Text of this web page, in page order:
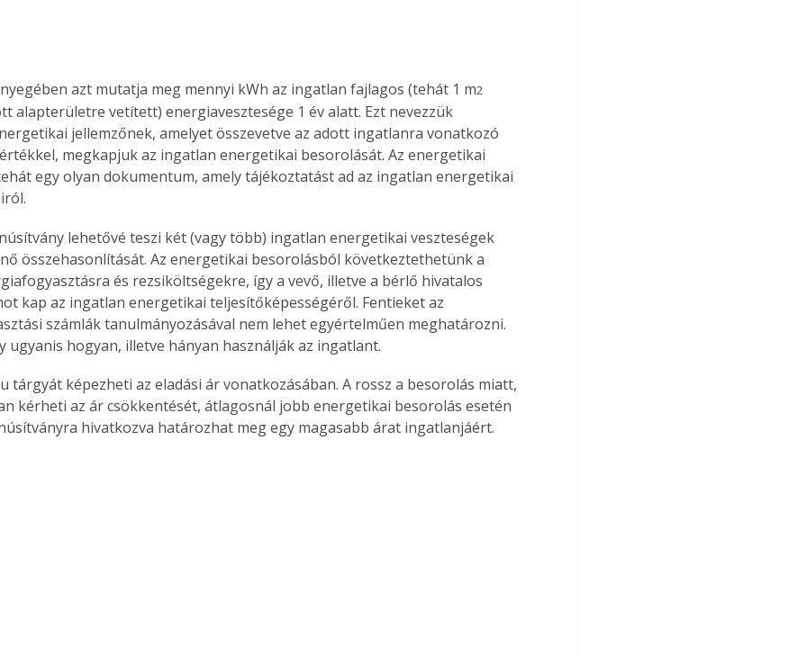
vagy
is
Bárhol,
élve
az
A
azt mutatja meg mennyi kWh az ingatlan fajlagos (tehát 1 m2
alapterületre vetített) energiavesztesége 1 év alatt. Ezt nevezzük
jellemzőnek, amelyet összevetve az adott ingatlanra vonatkozó
megkapjuk az ingatlan energetikai besorolását. Az energetikai
egy olyan dokumentum, amely tájékoztatást ad az ingatlan energetikai
lehetővé teszi két (vagy több) ingatlan energetikai veszteségek
összehasonlítását. Az energetikai besorolásból következtethetünk a
és rezsiköltségekre, így a vevő, illetve a bérlő hivatalos
kap az ingatlan energetikai teljesítőképességéről. Fentieket az
számlák tanulmányozásával nem lehet egyértelműen meghatározni.
ugyanis hogyan, illetve hányan használják az ingatlant.
tárgyát képezheti az eladási ár vonatkozásában. A rossz a besorolás miatt,
kérheti az ár csökkentését, átlagosnál jobb energetikai besorolás esetén
hivatkozva határozhat meg egy magasabb árat ingatlanjáért.